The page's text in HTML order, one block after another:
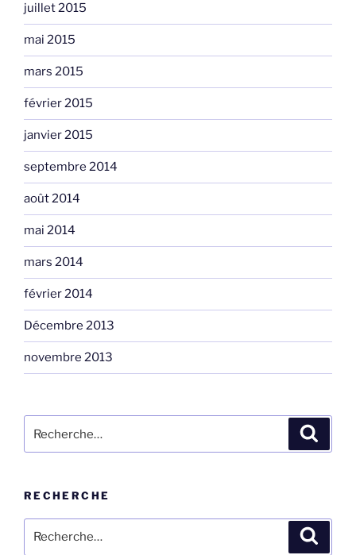
juillet 2015
mai 2015
mars 2015
février 2015
janvier 2015
septembre 2014
août 2014
mai 2014
mars 2014
février 2014
Décembre 2013
novembre 2013
RECHERCHE